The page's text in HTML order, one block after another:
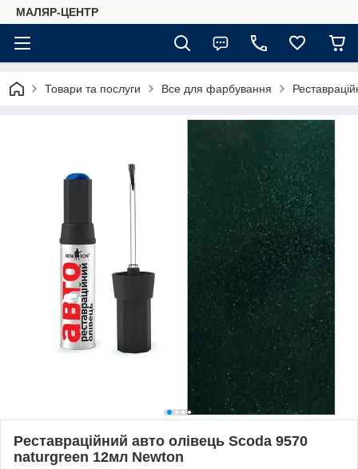
МАЛЯР-ЦЕНТР
Товари та послуги Все для фарбування
Реставраційний авто олівець Scoda 9570
naturgreen 12мл Newton